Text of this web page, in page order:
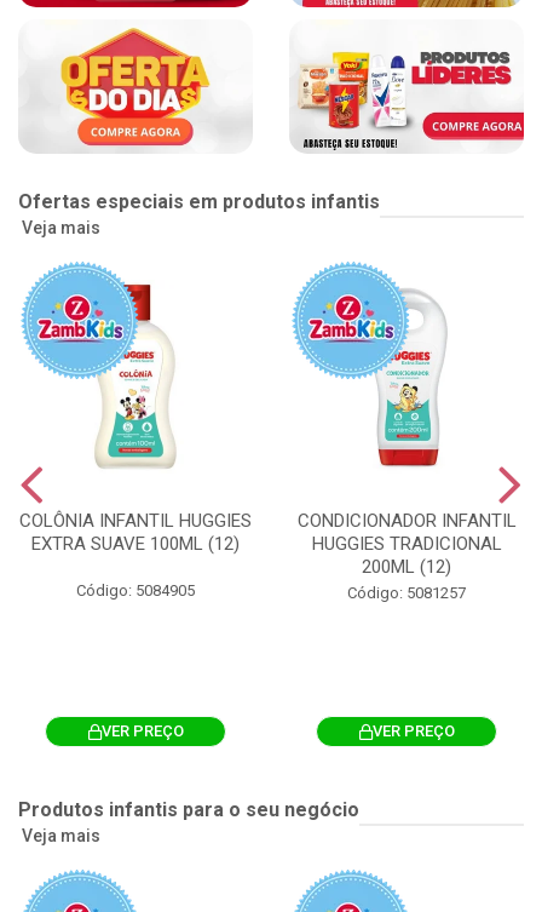
Ofertas especiais em produtos infantis
Veja mais
COLÔNIA INFANTIL HUGGIES
EXTRA SUAVE 100ML (12)
Código: 5084905
VER PREÇO
CONDICIONADOR INFANTIL
HUGGIES TRADICIONAL
200ML (12)
Código: 5081257
VER PREÇO
Produtos infantis para o seu negócio
Veja mais